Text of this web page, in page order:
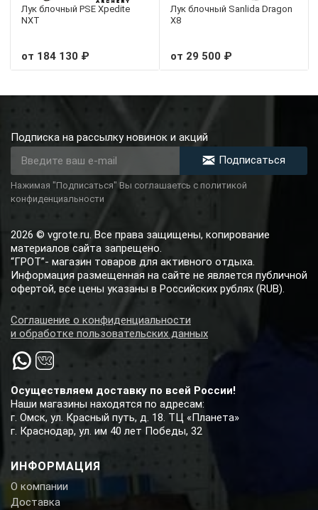
Лук блочный PSE Xpedite
NXT
от 184 130 ₽
Лук блочный Sanlida Dragon
X8
от 29 500 ₽
Осуществляем доставку по всей России!
Наши магазины находятся по адресам:
г. Омск, ул. Красный путь, д. 18. ТЦ «Планета»
г. Краснодар, ул. им 40 лет Победы, 32
ИНФОРМАЦИЯ
О компании
Доставка
Подписка на рассылку новинок и акций
Подписаться
Нажимая "Подписаться" Вы соглашаетсь с политикой
конфиденциальности
2026 © vgrote.ru. Все права защищены, копирование
материалов сайта запрещено.
“ГРОТ”- магазин товаров для активного отдыха.
Информация размещенная на сайте не является публичной
офертой, все цены указаны в Российских рублях (RUB).
Соглашение о конфиденциальности
и обработке пользовательских данных